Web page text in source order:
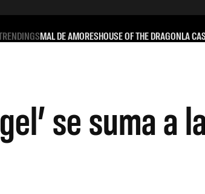
MAL DE AMORESHOUSE OF THE DRAGONLA
se suma a